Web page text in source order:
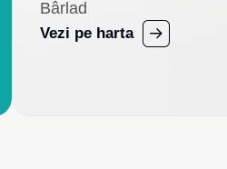
Bârlad
Vezi pe harta